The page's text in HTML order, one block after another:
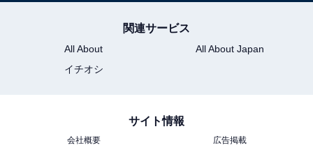
関連サービス
All About
All About Japan
イチオシ
サイト情報
会社概要
広告掲載